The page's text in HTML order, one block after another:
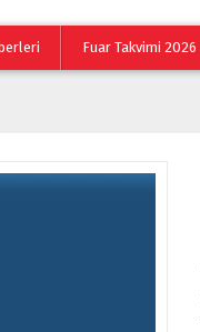
Fuar Takvimi 2026